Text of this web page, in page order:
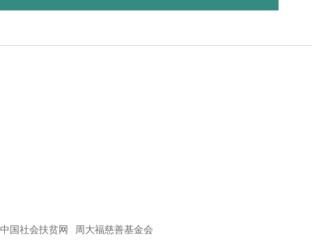
中国社会扶贫网 周大福慈善基金会